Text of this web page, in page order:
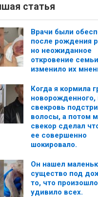
статья
Врачи были
после рождения
но неожиданное
откровение семьи
изменило их
Когда я кормила
новорожденного,
свекровь
волосы, а потом
свекор сделал
ее совершенно
шокировало.
Он нашел
существо под
то, что
удивило всех.